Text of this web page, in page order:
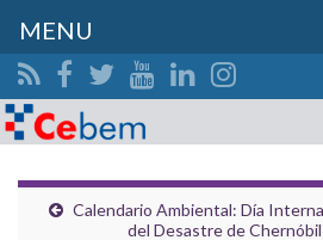
Search for:
Calendario Ambiental: Día
del Desastre de
MENU